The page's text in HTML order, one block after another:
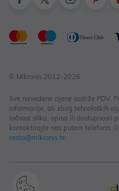
© Mikronis 2012-2026
Sve navedene cijene sadrže PDV.
informacije, ali zbog tehnoloških
točnost slika, opisa ili dostupnosti
kontaktirajte nas putem telefona:
cesta@mikronis.hr.